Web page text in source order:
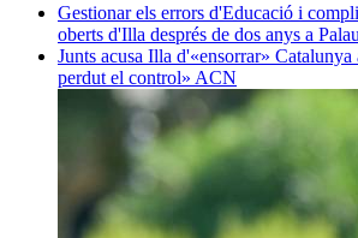
Gestionar els errors d'Educació i
oberts d'Illa després de dos anys a Palau
Junts acusa Illa d'«ensorrar»
perdut el control» ACN